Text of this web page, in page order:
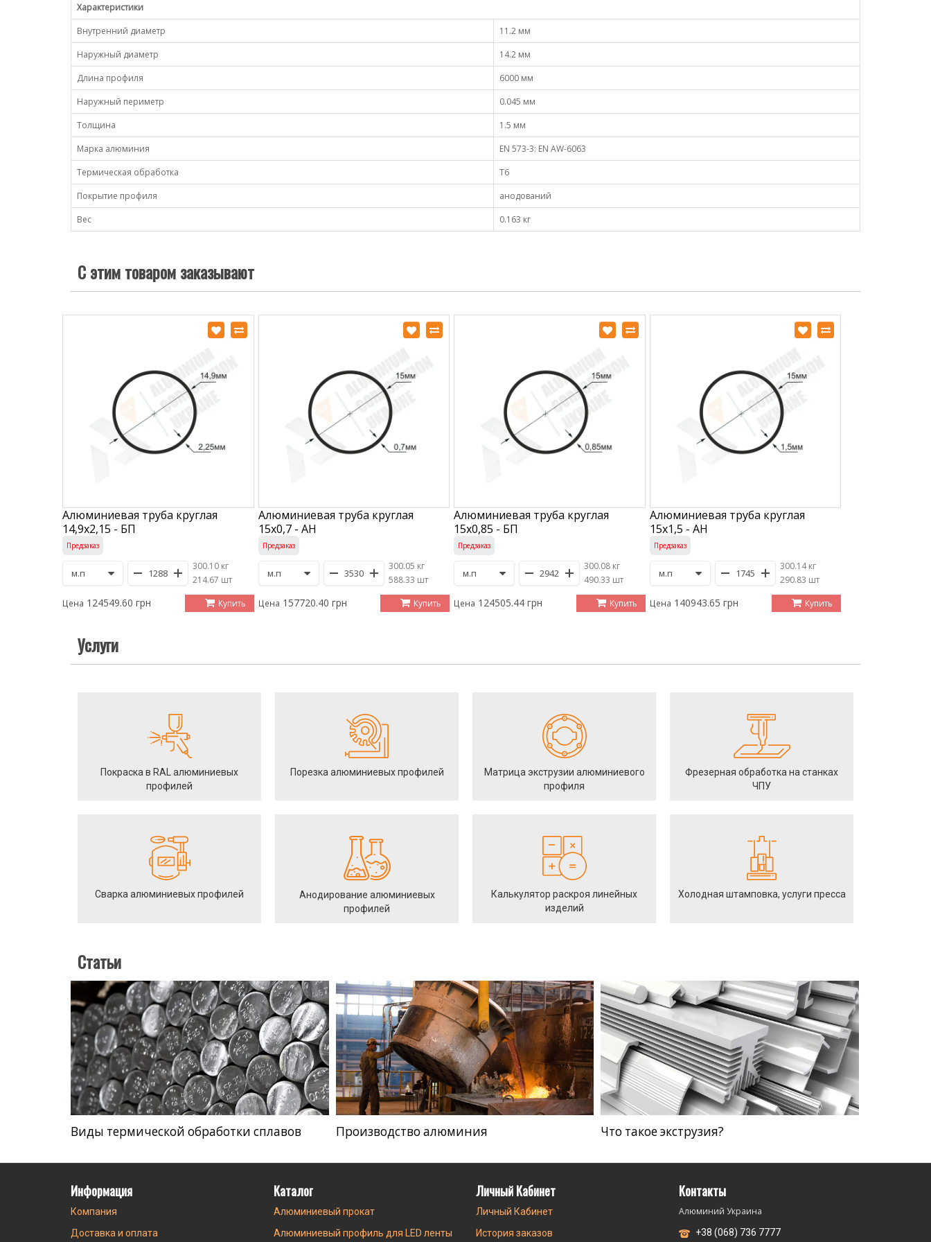
Характеристики
Внутренний диаметр
11.2 мм
Наружный диаметр
14.2 мм
Длина профиля
6000 мм
Наружный периметр
0.045 мм
Толщина
1.5 мм
Марка алюминия
EN 573-3: EN AW-6063
Термическая обработка
Т6
Покрытие профиля
анодований
Вес
0.163 кг
С этим товаром заказывают
Алюминиевая труба круглая
14,9х2,15 - БП
Предзаказ
300.10 кг
/214.67 шт
Цена 124549.60 грн Купить
Алюминиевая труба круглая
15х0,7 - АН
Предзаказ
300.05 кг
/588.33 шт
Цена 157720.40 грн Купить
Алюминиевая труба круглая
15х0,85 - БП
Предзаказ
300.08 кг
/490.33 шт
Цена 124505.44 грн Купить
Алюминиевая труба круглая
15х1,5 - АН
Предзаказ
300.14 кг
/290.83 шт
Цена 140943.65 грн Купить
Услуги
Покраска в RAL алюминиевых
профилей
Порезка алюминиевых профилей
Матрица экструзии алюминиевого
профиля
Фрезерная обработка на станках
ЧПУ
Сварка алюминиевых профилей
Анодирование алюминиевых
профилей
Калькулятор раскроя линейных
изделий
Холодная штамповка, услуги пресса
Статьи
Виды термической обработки сплавов Производство алюминия Что такое экструзия?
Информация
Компания
Доставка и оплата
Каталог
Алюминиевый прокат
Алюминиевый профиль для LED ленты
Личный Кабинет
Личный Кабинет
История заказов
Контакты
Алюминий Украина
+38 (068) 736 7777